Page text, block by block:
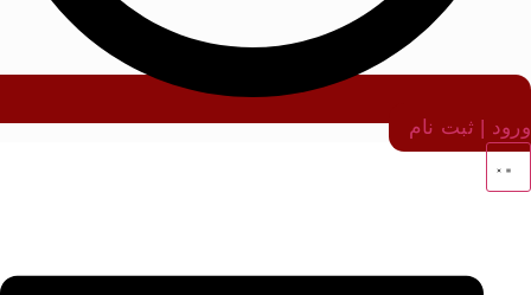
ورود | ثبت نام